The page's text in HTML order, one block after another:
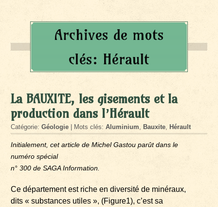
Archives de mots
clés:Hérault
La BAUXITE, les gisements et la
production dans l’Hérault
Catégorie:Géologie | Mots clés:Aluminium, Bauxite, Hérault
Initialement, cet article de Michel Gastou parût dans le
numéro spécial
n° 300 de SAGA Information.
Ce département est riche en diversité de minéraux,
dits « substances utiles », (Figure1), c’est sa